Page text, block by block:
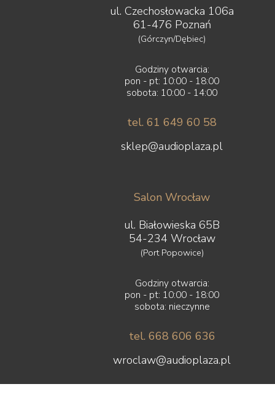
ul. Czechosłowacka 106a
61-476 Poznań
(Górczyn/Dębiec)
Godziny otwarcia:
pon - pt: 10:00 - 18:00
sobota: 10:00 - 14:00
tel. 61 649 60 58
sklep@audioplaza.pl
Salon Wrocław
ul. Białowieska 65B
54-234 Wrocław
(Port Popowice)
Godziny otwarcia:
pon - pt: 10:00 - 18:00
sobota: nieczynne
tel. 668 606 636
wroclaw@audioplaza.pl